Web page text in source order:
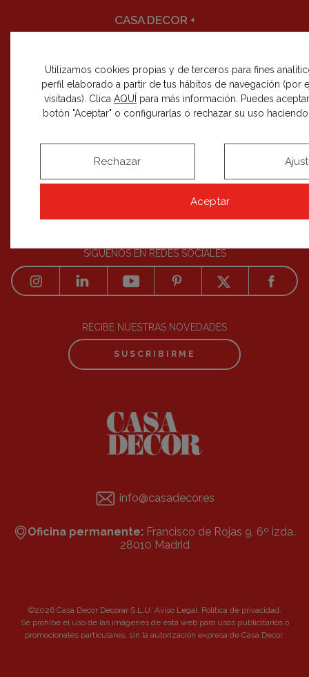
Utilizamos cookies propias y de terceros para fines
perfil elaborado a partir de tus hábitos de navegación (por
visitadas). Clica AQUÍ para más información. Puedes
botón "Aceptar" o configurarlas o rechazar su uso
Aceptar
Rechazar
CASA DECOR +
CÓMO PARTICIPAR +
EDICIONES
BLOG
SÍGUENOS EN REDES SOCIALES
RECIBE NUESTRAS NOVEDADES
SUSCRIBIRME
info@casadecor.es
Oficina permanente: Francisco de Rojas 9, 6º izda.
28010 Madrid
©2026 Casa Decor Decorar S.L.U. Aviso Legal Política de privacidad
Se prohibe el uso de las imágenes de esta web para usos publicitarios o
promocionales particulares, sin la autorización expresa de Casa Decor.